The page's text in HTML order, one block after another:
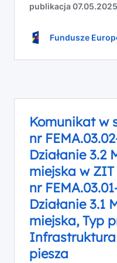
Komunikat w
nr
Działanie 3.2
miejska w
nr
Działanie 3.1
miejska, Typ
piesza